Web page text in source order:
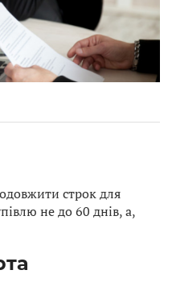
строк для
не до 60 днів, а,